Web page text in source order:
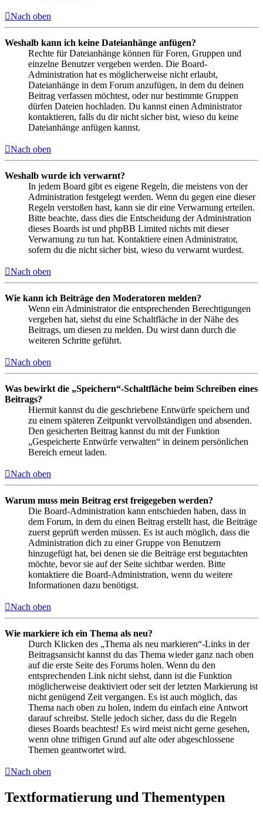
Nach oben
Weshalb kann ich keine Dateianhänge anfügen?
Rechte für Dateianhänge können für Foren, Gruppen und
einzelne Benutzer vergeben werden. Die Board-
Administration hat es möglicherweise nicht erlaubt,
Dateianhänge in dem Forum anzufügen, in dem du deinen
Beitrag verfassen möchtest, oder nur bestimmte Gruppen
dürfen Dateien hochladen. Du kannst einen Administrator
kontaktieren, falls du dir nicht sicher bist, wieso du keine
Dateianhänge anfügen kannst.
Nach oben
Weshalb wurde ich verwarnt?
In jedem Board gibt es eigene Regeln, die meistens von der
Administration festgelegt werden. Wenn du gegen eine dieser
Regeln verstoßen hast, kann sie dir eine Verwarnung erteilen.
Bitte beachte, dass dies die Entscheidung der Administration
dieses Boards ist und phpBB Limited nichts mit dieser
Verwarnung zu tun hat. Kontaktiere einen Administrator,
sofern du die nicht sicher bist, wieso du verwarnt wurdest.
Nach oben
Wie kann ich Beiträge den Moderatoren melden?
Wenn ein Administrator die entsprechenden Berechtigungen
vergeben hat, siehst du eine Schaltfläche in der Nähe des
Beitrags, um diesen zu melden. Du wirst dann durch die
weiteren Schritte geführt.
Nach oben
Was bewirkt die „Speichern“-Schaltfläche beim Schreiben eines
Beitrags?
Hiermit kannst du die geschriebene Entwürfe speichern und
zu einem späteren Zeitpunkt vervollständigen und absenden.
Den gesicherten Beitrag kannst du mit der Funktion
„Gespeicherte Entwürfe verwalten“ in deinem persönlichen
Bereich erneut laden.
Nach oben
Warum muss mein Beitrag erst freigegeben werden?
Die Board-Administration kann entschieden haben, dass in
dem Forum, in dem du einen Beitrag erstellt hast, die Beiträge
zuerst geprüft werden müssen. Es ist auch möglich, dass die
Administration dich zu einer Gruppe von Benutzern
hinzugefügt hat, bei denen sie die Beiträge erst begutachten
möchte, bevor sie auf der Seite sichtbar werden. Bitte
kontaktiere die Board-Administration, wenn du weitere
Informationen dazu benötigst.
Nach oben
Wie markiere ich ein Thema als neu?
Durch Klicken des „Thema als neu markieren“-Links in der
Beitragsansicht kannst du das Thema wieder ganz nach oben
auf die erste Seite des Forums holen. Wenn du den
entsprechenden Link nicht siehst, dann ist die Funktion
möglicherweise deaktiviert oder seit der letzten Markierung ist
nicht genügend Zeit vergangen. Es ist auch möglich, das
Thema nach oben zu holen, indem du einfach eine Antwort
darauf schreibst. Stelle jedoch sicher, dass du die Regeln
dieses Boards beachtest! Es wird meist nicht gerne gesehen,
wenn ohne triftigen Grund auf alte oder abgeschlossene
Themen geantwortet wird.
Nach oben
Textformatierung und Thementypen